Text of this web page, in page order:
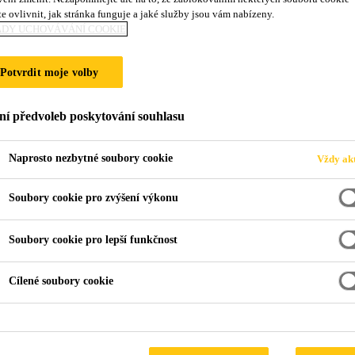
Moravě
navržen v minimalistickém stylu, jsem již
podlahovou krytinu. Volba nakonec padla
ovlivnit, jak stránka funguje a jaké služby jsou vám nabízeny.
UCHOVÁVÁNÍ COOKIE
Potvrdit moje volby
předvoleb poskytování souhlasu
Naprosto nezbytné soubory cookie Vždy
Soubory cookie pro zvýšení výkonu
Soubory cookie pro lepší funkčnost
Cílené soubory cookie